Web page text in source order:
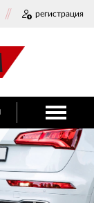
регистрация